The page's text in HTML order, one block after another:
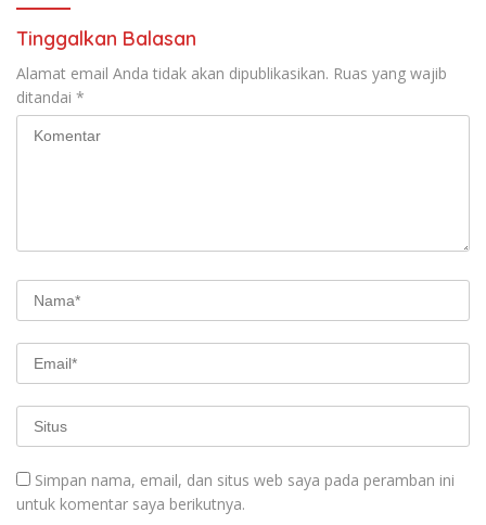
Tinggalkan Balasan
Alamat email Anda tidak akan dipublikasikan. Ruas yang wajib
ditandai *
Simpan nama, email, dan situs web saya pada peramban ini
untuk komentar saya berikutnya.